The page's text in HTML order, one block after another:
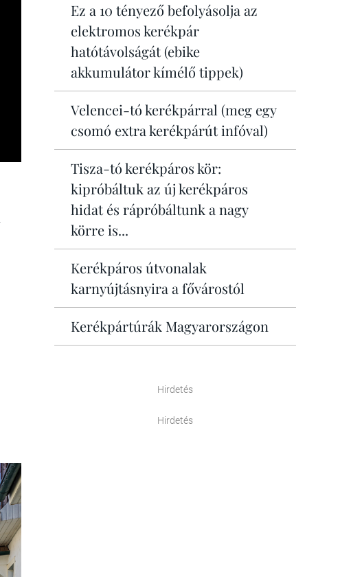
Ez a 10 tényező befolyásolja az
elektromos kerékpár
hatótávolságát (ebike
akkumulátor kímélő tippek)
Velencei-tó kerékpárral (meg egy
csomó extra kerékpárút infóval)
Tisza-tó kerékpáros kör:
kipróbáltuk az új kerékpáros
hidat és rápróbáltunk a nagy
körre is...
Kerékpáros útvonalak
karnyújtásnyira a fővárostól
Kerékpártúrák Magyarországon
Hirdetés
Hirdetés